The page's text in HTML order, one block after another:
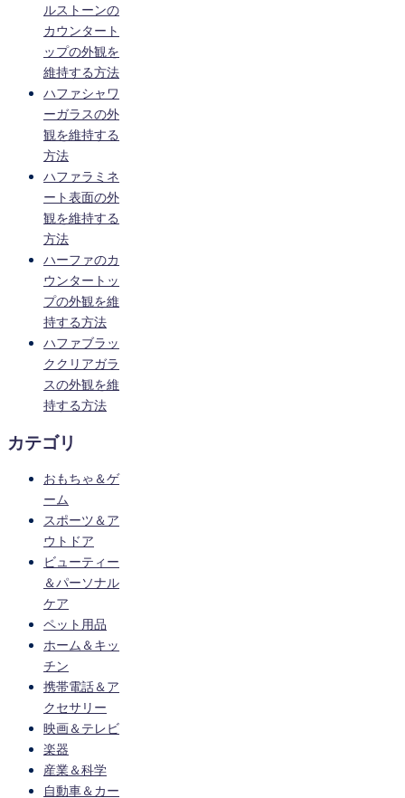
ルストーンの
カウンタート
ップの外観を
維持する方法
ハファシャワ
ーガラスの外
観を維持する
方法
ハファラミネ
ート表面の外
観を維持する
方法
ハーファのカ
ウンタートッ
プの外観を維
持する方法
ハファブラッ
ククリアガラ
スの外観を維
持する方法
カテゴリ
おもちゃ＆ゲ
ーム
スポーツ＆ア
ウトドア
ビューティー
＆パーソナル
ケア
ペット用品
ホーム＆キッ
チン
携帯電話＆ア
クセサリー
映画＆テレビ
楽器
産業＆科学
自動車＆カー